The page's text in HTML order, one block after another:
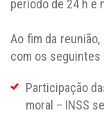
período de 24 h e
Ao fim da
com os seguintes
Participação
moral – INSS